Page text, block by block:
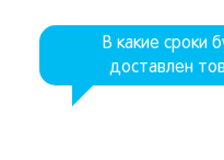
В какие сроки
доставлен